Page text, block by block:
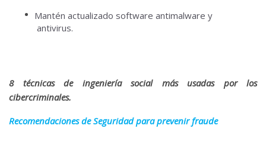
Mantén actualizado software antimalware y
antivirus.
8 técnicas de ingeniería social más usadas por los
cibercriminales.
Recomendaciones de Seguridad para prevenir fraude